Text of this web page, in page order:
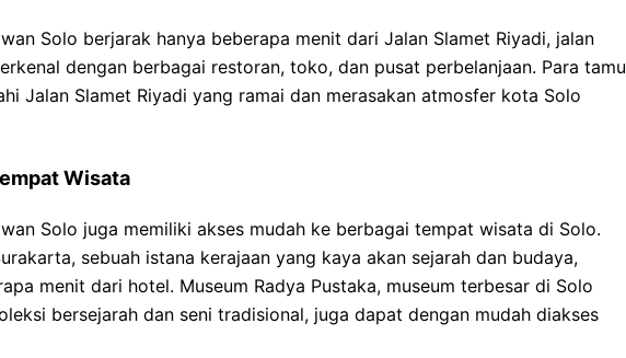
Solo berjarak hanya beberapa menit dari Jalan Slamet Riyadi, jalan
dengan berbagai restoran, toko, dan pusat perbelanjaan. Para tamu
Jalan Slamet Riyadi yang ramai dan merasakan atmosfer kota Solo
Wisata
Solo juga memiliki akses mudah ke berbagai tempat wisata di Solo.
sebuah istana kerajaan yang kaya akan sejarah dan budaya,
menit dari hotel. Museum Radya Pustaka, museum terbesar di Solo
bersejarah dan seni tradisional, juga dapat dengan mudah diakses